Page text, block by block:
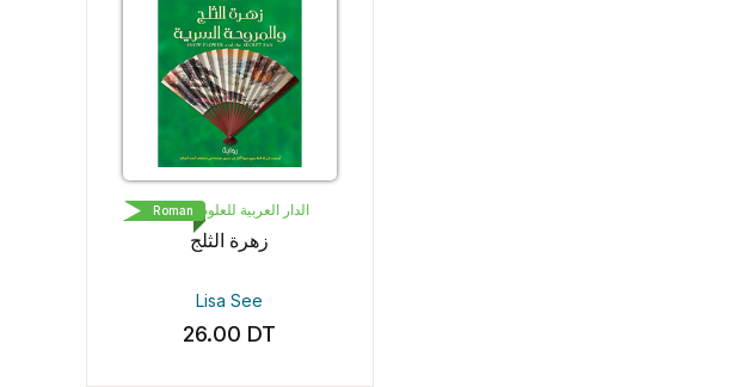
الدار العربية للعلوم ناشرون
زهرة الثلج
Lisa See
26.00 DT
Roman